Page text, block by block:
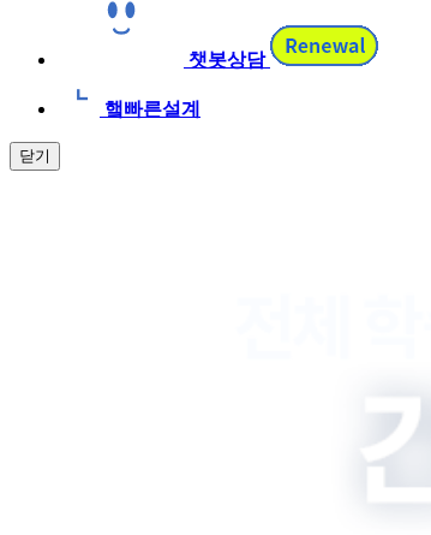
챗봇상담
햌빠른설계
닫기